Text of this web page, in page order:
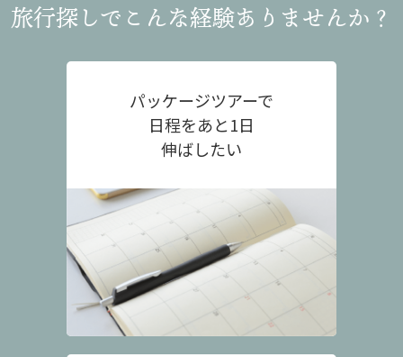
旅行探しでこんな経験ありませんか？
パッケージツアーで
日程をあと1日
伸ばしたい